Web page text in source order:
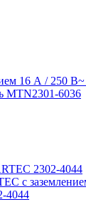
16 А / 250
MTN2301-6036
с
4044